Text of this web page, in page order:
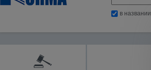
в названии